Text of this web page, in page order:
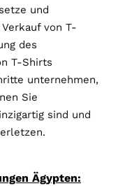
und
von T-
des
T-Shirts
unternehmen,
Sie
sind und
Ägypten: